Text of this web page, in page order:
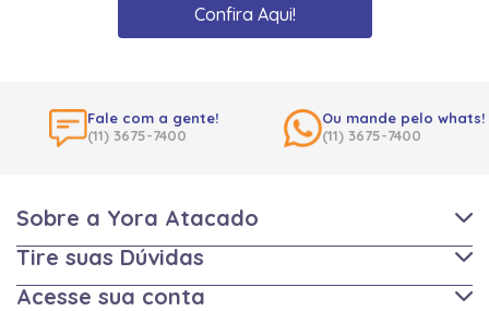
Confira Aqui!
Fale com a gente!
(11) 3675-7400
Ou mande pelo whats!
(11) 3675-7400
Sobre a Yora Atacado
Tire suas Dúvidas
Acesse sua conta